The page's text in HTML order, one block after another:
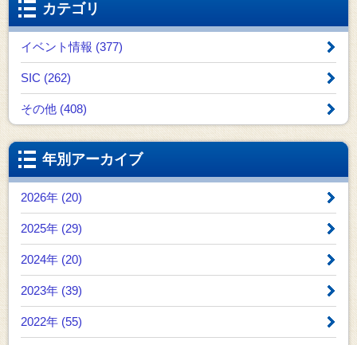
カテゴリ
イベント情報 (377)
SIC (262)
その他 (408)
年別アーカイブ
2026年 (20)
2025年 (29)
2024年 (20)
2023年 (39)
2022年 (55)